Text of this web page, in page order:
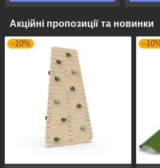
Акційні пропозиції та новинки
–10%